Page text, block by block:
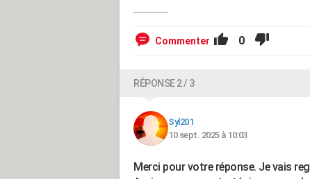
Commenter 0
RÉPONSE 2 / 3
Syl201
10 sept. 2025 à 10:03
Merci pour votre réponse. Je vais